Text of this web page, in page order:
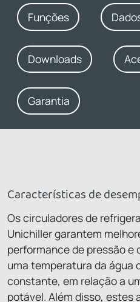
Funções
Downloads
Garantia
Características de
Os circuladores de
Unichiller garantem
performance de pressão e
uma temperatura da água
constante, em relação a
potável. Além disso, estes